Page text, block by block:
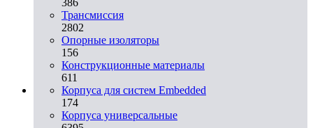
Трансмиссия
2802
Опорные изоляторы
156
Конструкционные материалы
611
Корпуса для систем Embedded
174
Корпуса универсальные